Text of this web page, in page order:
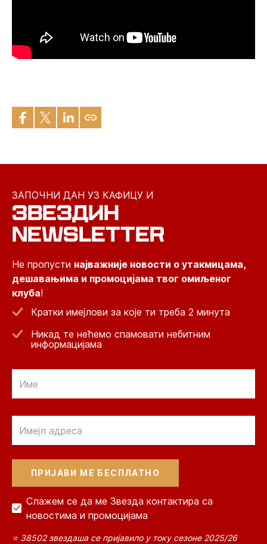
ЗАПОЧНИ ДАН УЗ КАФИЦУ И
ЗВЕЗДИН
NEWSLETTER
Не пропусти најважније новости о утакмицама,
дешавањима и промоцијама твог омиљеног
клуба!
Кратки имејлови за које ти треба 2 минута
Никад те нећемо спамовати небитним
информацијама
Слажем се да ме Звезда контактира са
новостима и промоцијама
⭐ 38502 звездаша се пријавило у току сезоне 2025/26